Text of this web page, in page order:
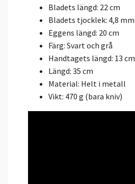
Bladets längd: 22 cm
Bladets tjocklek: 4,8 mm
Eggens längd: 20 cm
Färg: Svart och grå
Handtagets längd: 13 cm
Längd: 35 cm
Material: Helt i metall
Vikt: 470 g (bara kniv)